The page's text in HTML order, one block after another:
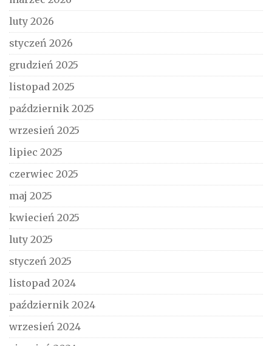
luty 2026
styczeń 2026
grudzień 2025
listopad 2025
październik 2025
wrzesień 2025
lipiec 2025
czerwiec 2025
maj 2025
kwiecień 2025
luty 2025
styczeń 2025
listopad 2024
październik 2024
wrzesień 2024